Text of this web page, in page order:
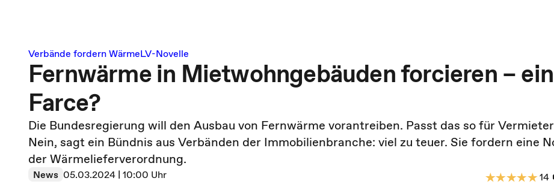
Verbände fordern WärmeLV-Novelle
Fernwärme in Mietwohngebäuden forcieren –
Farce?
Die Bundesregierung will den Ausbau von Fernwärme vorantreiben. Passt das so für
Nein, sagt ein Bündnis aus Verbänden der Immobilienbranche: viel zu teuer. Sie fordern eine
der Wärmelieferverordnung.
News 05.03.2024 | 10:00 Uhr 14